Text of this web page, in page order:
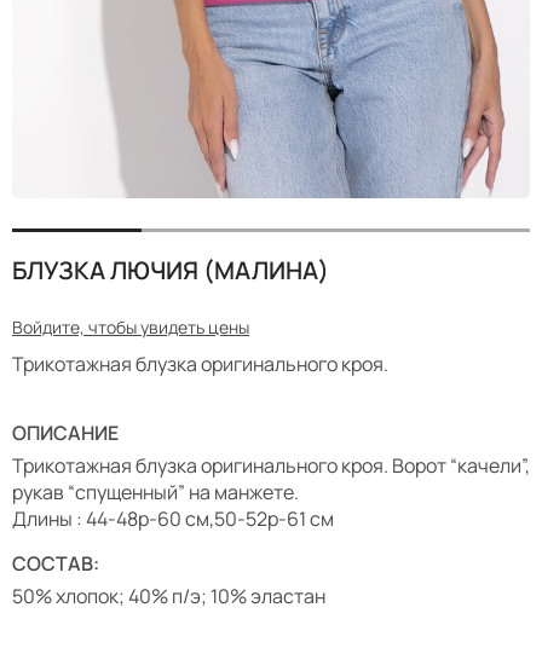
БЛУЗКА ЛЮЧИЯ (МАЛИНА)
Войдите, чтобы увидеть цены
Трикотажная блузка оригинального кроя.
ОПИСАНИЕ
Трикотажная блузка оригинального кроя. Ворот “качели”,
рукав “спущенный” на манжете.
Длины : 44-48р-60 см,50-52р-61 см
СОСТАВ:
50% хлопок; 40% п/э; 10% эластан